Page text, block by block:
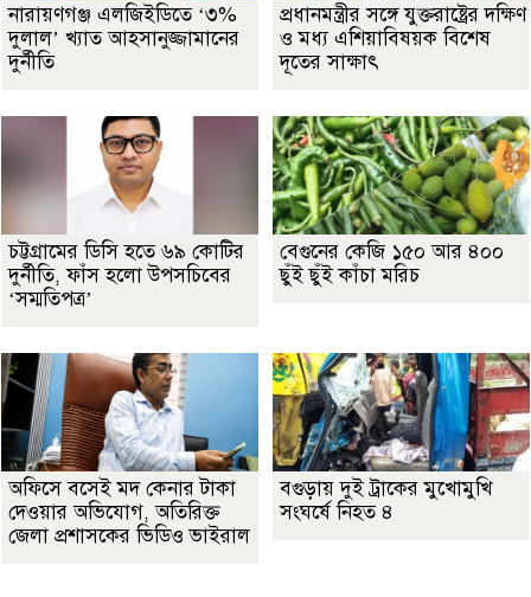
নারায়ণগঞ্জ এলজিইডিতে ‘৩%
দুলাল’ খ্যাত আহসানুজ্জামানের
দুর্নীতি
প্রধানমন্ত্রীর সঙ্গে যুক্তরাষ্ট্রের দক্ষিণ
ও মধ্য এশিয়াবিষয়ক বিশেষ
দূতের সাক্ষাৎ
চট্টগ্রামের ডিসি হতে ৬৯ কোটির
দুর্নীতি, ফাঁস হলো উপসচিবের
‘সম্মতিপত্র’
বেগুনের কেজি ১৫০ আর ৪০০
ছুঁই ছুঁই কাঁচা মরিচ
অফিসে বসেই মদ কেনার টাকা
দেওয়ার অভিযোগ, অতিরিক্ত
জেলা প্রশাসকের ভিডিও ভাইরাল
বগুড়ায় দুই ট্রাকের মুখোমুখি
সংঘর্ষে নিহত ৪